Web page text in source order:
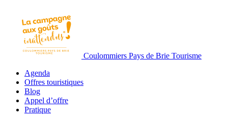
Coulommiers Pays de Brie Tourisme
Agenda
Offres touristiques
Blog
Appel d’offre
Pratique